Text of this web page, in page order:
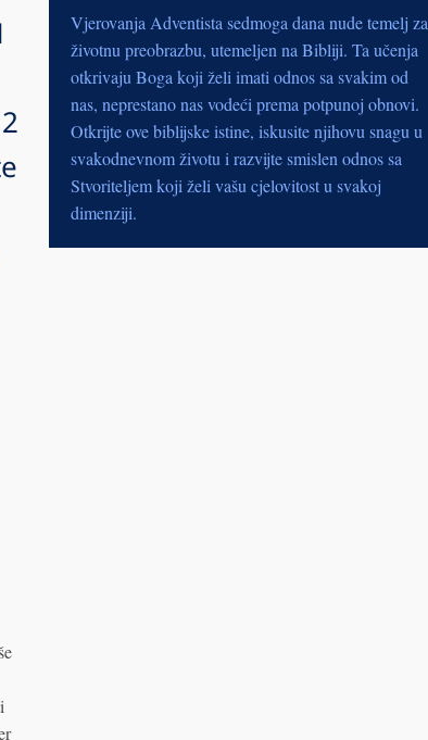
Vjerovanja Adventista sedmoga dana nude temelj za
životnu preobrazbu, utemeljen na Bibliji. Ta učenja
otkrivaju Boga koji želi imati odnos sa svakim od
nas, neprestano nas vodeći prema potpunoj obnovi.
Otkrijte ove biblijske istine, iskusite njihovu snagu u
svakodnevnom životu i razvijte smislen odnos sa
Stvoriteljem koji želi vašu cjelovitost u svakoj
dimenziji.